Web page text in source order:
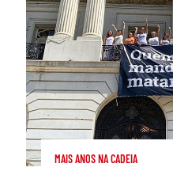
MAIS ANOS NA CADEIA